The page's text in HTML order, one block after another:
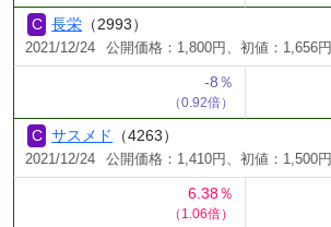
長栄 （2993）
2021/12/24 公開価格：1,800円、初値：1,656円
-8％
（0.92倍）
サスメド （4263）
2021/12/24 公開価格：1,410円、初値：1,500円
6.38％
（1.06倍）